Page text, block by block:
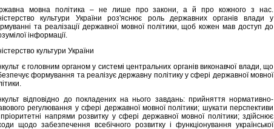
мовна політика – не лише про закони, а й про кожного з нас.
культури України роз'яснює роль державних органів влади у
та реалізації державної мовної політики, щоб кожен мав доступ до
інформації.
культури України
є головним органом у системі центральних органів виконавчої влади, що
формування та реалізує державну політику у сфері державної мовної
відповідно до покладених на нього завдань: прийняття нормативно-
регулювання у сфері державної мовної політики; шукати перспективи
напрями розвитку у сфері державної мовної політики; здійснює
щодо забезпечення всебічного розвитку і функціонування української